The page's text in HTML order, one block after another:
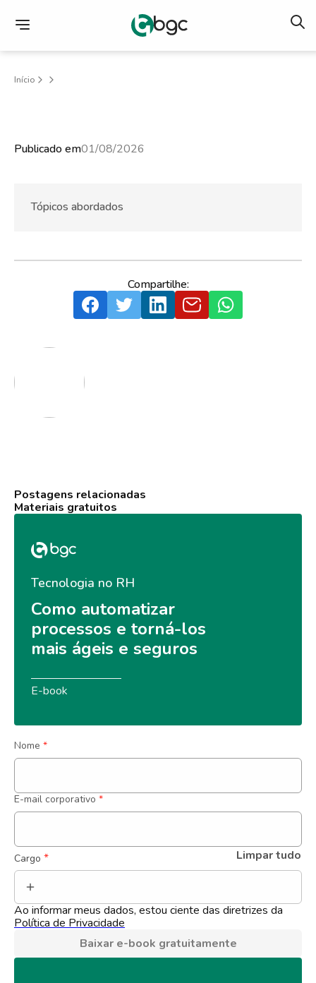
Início
Publicado em01/08/2026
Tópicos abordados
Compartilhe:
Postagens relacionadas
Materiais gratuitos
Tecnologia no RH
Como automatizar
processos e torná-los
mais ágeis e seguros
E-book
Nome *
E-mail corporativo *
Cargo * Limpar tudo
Ao informar meus dados, estou ciente das diretrizes da
Política de Privacidade
Baixar e-book gratuitamente